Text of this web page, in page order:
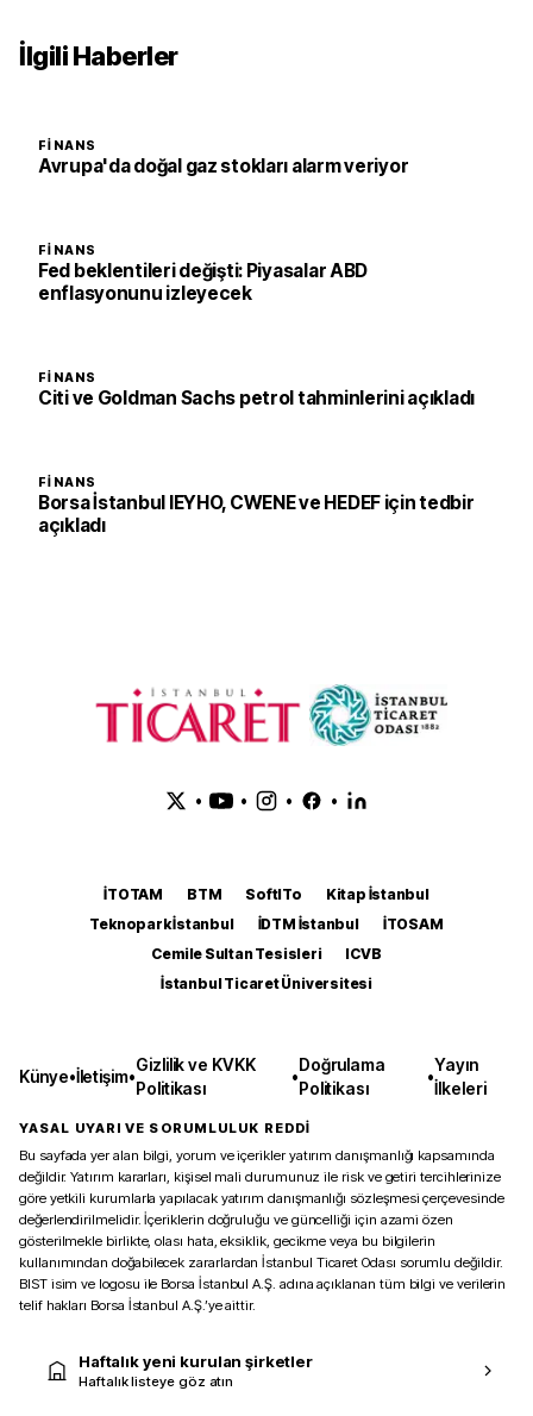
İlgili Haberler
FINANS
Avrupa'da doğal gaz stokları alarm veriyor
FINANS
Fed beklentileri değişti: Piyasalar ABD
enflasyonunu izleyecek
FINANS
Citi ve Goldman Sachs petrol tahminlerini açıkladı
FINANS
Borsa İstanbul IEYHO, CWENE ve HEDEF için tedbir
açıkladı
• • • •
İTOTAM BTM SoftITo
Kitap İstanbul
Teknopark İstanbul
İDTM İstanbul
İTOSAM
Cemile Sultan Tesisleri
ICVB
İstanbul Ticaret Üniversitesi
Künye•İletişim•
Gizlilik ve KVKK
Politikası
•
Doğrulama
Politikası
•
Yayın
İlkeleri
YASAL UYARI VE SORUMLULUK REDDİ
Bu sayfada yer alan bilgi, yorum ve içerikler yatırım danışmanlığı kapsamında
değildir. Yatırım kararları, kişisel mali durumunuz ile risk ve getiri tercihlerinize
göre yetkili kurumlarla yapılacak yatırım danışmanlığı sözleşmesi çerçevesinde
değerlendirilmelidir. İçeriklerin doğruluğu ve güncelliği için azami özen
gösterilmekle birlikte, olası hata, eksiklik, gecikme veya bu bilgilerin
kullanımından doğabilecek zararlardan İstanbul Ticaret Odası sorumlu değildir.
BIST isim ve logosu ile Borsa İstanbul A.Ş. adına açıklanan tüm bilgi ve verilerin
telif hakları Borsa İstanbul A.Ş.’ye aittir.
Haftalık yeni kurulan şirketler
Haftalık listeye göz atın